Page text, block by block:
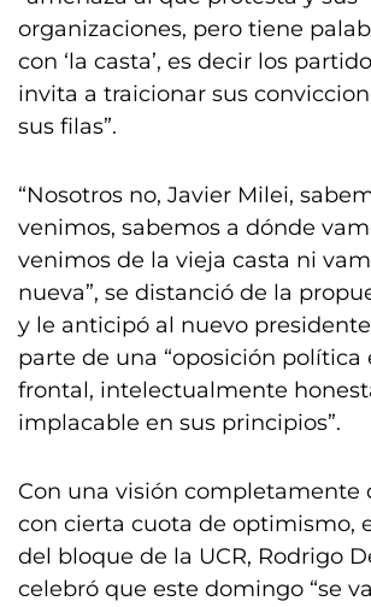
organizaciones, pero tiene
con ‘la casta’, es decir los
invita a traicionar sus
sus filas”.
“Nosotros no, Javier Milei,
venimos, sabemos a dónde
venimos de la vieja casta ni
nueva”, se distanció de la
y le anticipó al nuevo
parte de una “oposición política
frontal, intelectualmente
implacable en sus principios”.
Con una visión completamente
con cierta cuota de optimismo,
del bloque de la UCR, Rodrigo
celebró que este domingo “se